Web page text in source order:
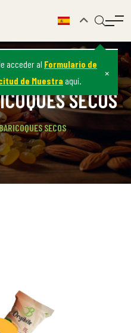
acceder al Formulario de
de Muestraaquí.
×
SECOS
SECOS